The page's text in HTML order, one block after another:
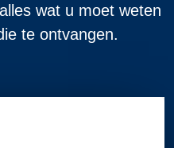
wat u moet weten
te ontvangen.